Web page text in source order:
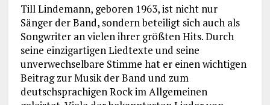
Till Lindemann, geboren 1963, ist nicht nur
Sänger der Band, sondern beteiligt sich auch als
Songwriter an vielen ihrer größten Hits. Durch
seine einzigartigen Liedtexte und seine
unverwechselbare Stimme hat er einen wichtigen
Beitrag zur Musik der Band und zum
deutschsprachigen Rock im Allgemeinen